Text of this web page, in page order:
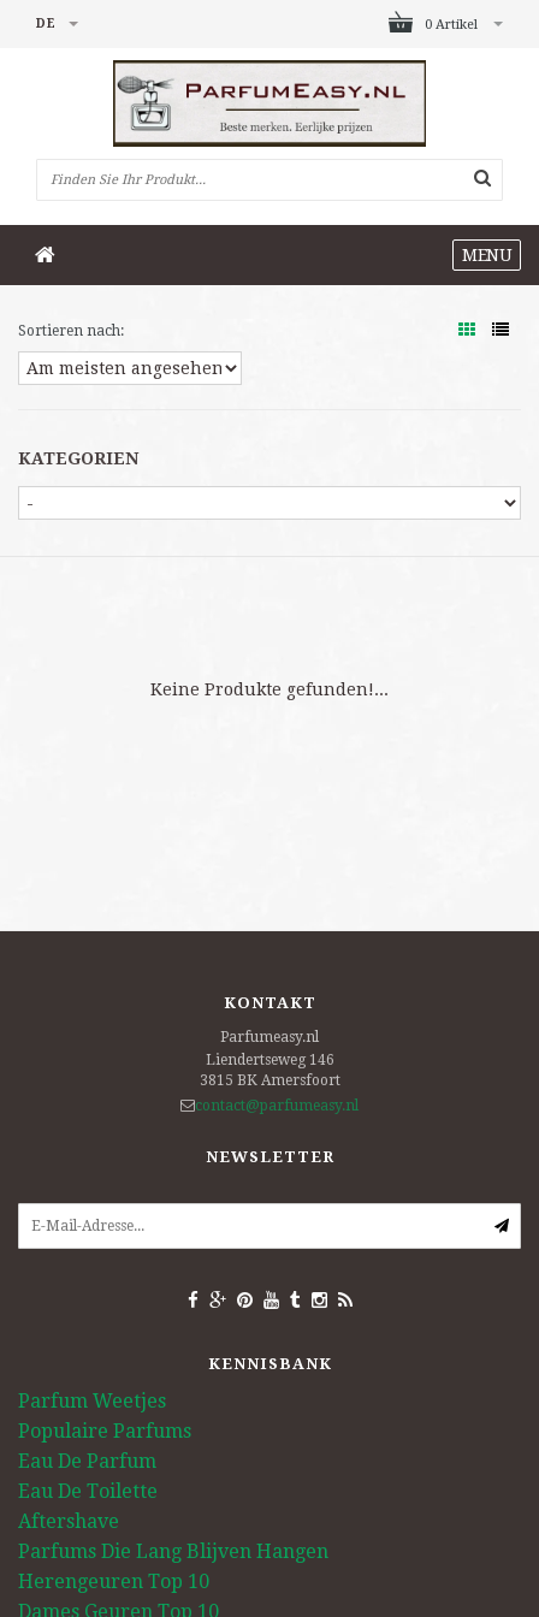
0 Artikel
DE
MENU
Sortieren nach:
KATEGORIEN
Keine Produkte gefunden!...
KONTAKT
Parfumeasy.nl
Liendertseweg 146
3815 BK Amersfoort
contact@parfumeasy.nl
NEWSLETTER
KENNISBANK
Parfum Weetjes
Populaire Parfums
Eau De Parfum
Eau De Toilette
Aftershave
Parfums Die Lang Blijven Hangen
Herengeuren Top 10
Dames Geuren Top 10